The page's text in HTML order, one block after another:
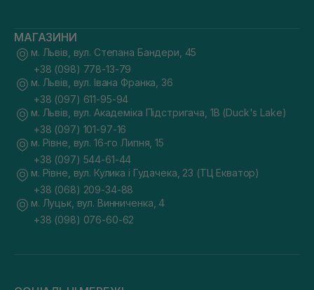
МАГАЗИНИ
м. Львів, вул. Степана Бандери, 45
+38 (098) 778-13-79
м. Львів, вул. Івана Франка, 36
+38 (097) 611-95-94
м. Львів, вул. Академіка Підстригача, 1В (Duck's Lake)
+38 (097) 101-97-16
м. Рівне, вул. 16-го Липня, 15
+38 (097) 544-61-44
м. Рівне, вул. Кулика і Гудачека, 23 (ТЦ Екватор)
+38 (068) 209-34-88
м. Луцьк, вул. Винниченка, 4
+38 (098) 076-60-62